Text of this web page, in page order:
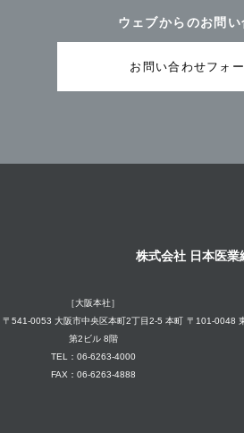
ウェブからのお問い
お問い合わせフォ
株式会社 日本医業
［大阪本社］
〒541-0053 大阪市中央区本町2丁目2-5 本町
第2ビル 8階
TEL：06-6263-4000
FAX：06-6263-4888
〒101-0048